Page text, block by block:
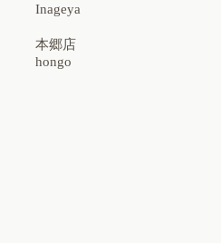
Inageya
本郷店
hongo